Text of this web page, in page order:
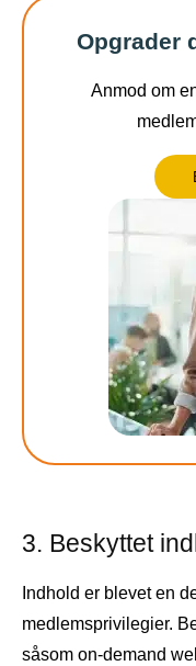
Opgrader
Anmod om
3. Beskyttet
Indhold er blevet en
medlemsprivilegier.
såsom on-demand